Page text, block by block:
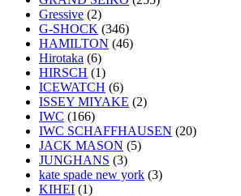
Gressive (2)
G-SHOCK (346)
HAMILTON (46)
Hirotaka (6)
HIRSCH (1)
ICEWATCH (6)
ISSEY MIYAKE (2)
IWC (166)
IWC SCHAFFHAUSEN (20)
JACK MASON (5)
JUNGHANS (3)
kate spade new york (3)
KIHEI (1)